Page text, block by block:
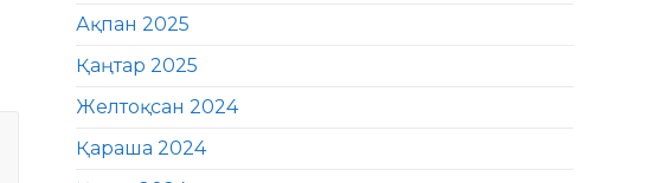
Ақпан 2025
Қаңтар 2025
Желтоқсан 2024
Қараша 2024